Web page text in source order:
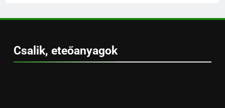
Csalik, eteőanyagok